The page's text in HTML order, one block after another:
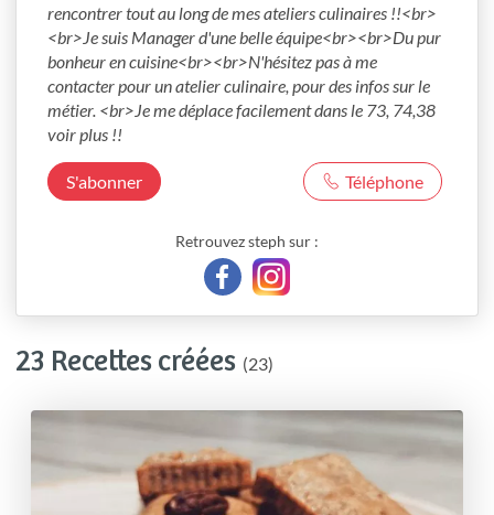
rencontrer tout au long de mes ateliers culinaires !!<br>
<br>Je suis Manager d'une belle équipe<br><br>Du pur
bonheur en cuisine<br><br>N'hésitez pas à me
contacter pour un atelier culinaire, pour des infos sur le
métier. <br>Je me déplace facilement dans le 73, 74,38
voir plus !!
S'abonner Téléphone
Retrouvez steph sur :
23 Recettes créées (23)